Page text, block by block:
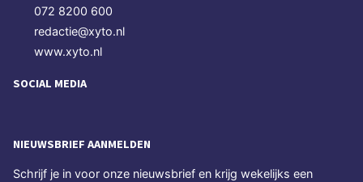
072 8200 600
redactie@xyto.nl
www.xyto.nl
SOCIAL MEDIA
NIEUWSBRIEF AANMELDEN
Schrijf je in voor onze nieuwsbrief en krijg wekelijks een